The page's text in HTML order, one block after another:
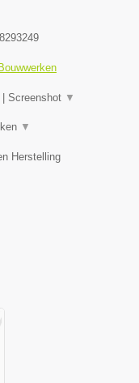
| Screenshot ▼
▼
Herstelling